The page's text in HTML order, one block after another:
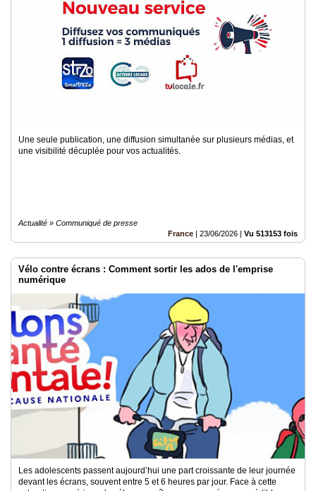
Une seule publication, une diffusion simultanée sur plusieurs médias, et
une visibilité décuplée pour vos actualités.
Actualité » Communiqué de presse
France | 23/06/2026 | Vu 513153 fois
Vélo contre écrans : Comment sortir les ados de l'emprise
numérique
Les adolescents passent aujourd’hui une part croissante de leur journée
devant les écrans, souvent entre 5 et 6 heures par jour. Face à cette